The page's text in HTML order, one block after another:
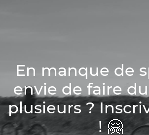
En manque de
envie de faire
plusieurs ?
! 🤗